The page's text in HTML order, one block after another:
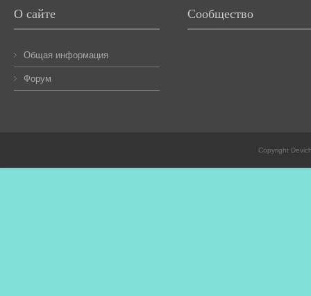
О сайте
Общая информация
Форум
Сообщество
Copyright